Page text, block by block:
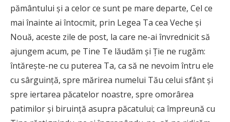
pământului și a celor ce sunt pe mare departe, Cel ce
mai înainte ai întocmit, prin Legea Ta cea Veche și
Nouă, aceste zile de post, la care ne-ai învrednicit să
ajungem acum, pe Tine Te lăudăm și Ție ne rugăm:
întărește-ne cu puterea Ta, ca să ne nevoim întru ele
cu sârgu­ință, spre mărirea numelui Tău celui sfânt și
spre iertarea păca­telor noas­tre, spre omorârea
patimilor și biru­­ință asupra păcatului; ca împreună cu